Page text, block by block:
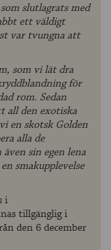
slutlagrats med
ett väldigt
var tvungna att
som vi lät dra
för
rom. Sedan
all den exotiska
en skotsk Golden
alla de
sin egen lena
smakupplevelse
i
tillgänglig i
den 6 december